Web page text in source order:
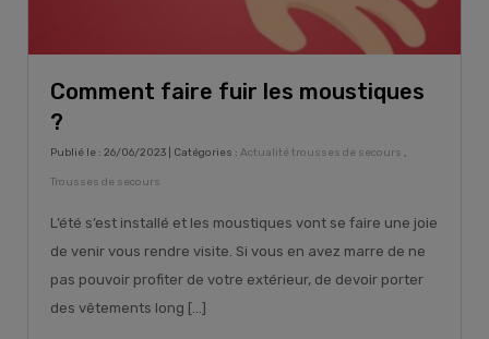
Comment faire fuir les moustiques
?
Publié le : 26/06/2023 | Catégories : Actualité trousses de secours ,
Trousses de secours
L’été s’est installé et les moustiques vont se faire une joie
de venir vous rendre visite. Si vous en avez marre de ne
pas pouvoir profiter de votre extérieur, de devoir porter
des vêtements long [...]